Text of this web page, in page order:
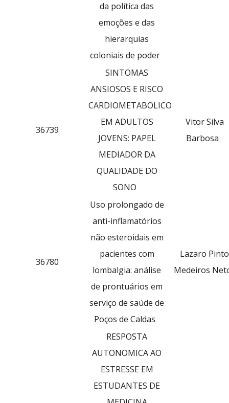
da política das
emoções e das
hierarquias
coloniais de poder
36739
SINTOMAS
ANSIOSOS E RISCO
CARDIOMETABOLICO
EM ADULTOS
JOVENS: PAPEL
MEDIADOR DA
QUALIDADE DO
SONO
Vitor Silva
Barbosa
36780
Uso prolongado de
anti-inflamatórios
não esteroidais em
pacientes com
lombalgia: análise
de prontuários em
serviço de saúde de
Poços de Caldas
Lazaro Pinto
Medeiros
RESPOSTA
AUTONOMICA AO
ESTRESSE EM
ESTUDANTES DE